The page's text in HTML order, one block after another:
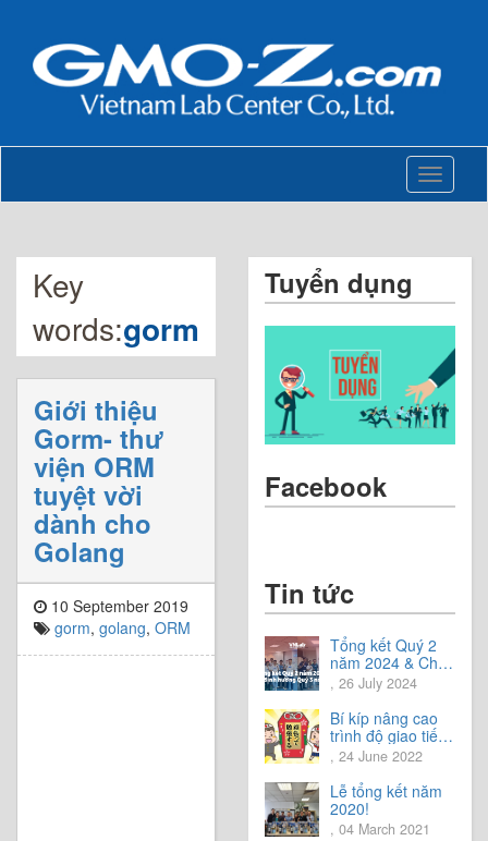
Toggle
Key
words:gorm
Giới thiệu
Gorm- thư
viện ORM
tuyệt vời
dành cho
Golang
10 September 2019
gorm, golang, ORM
Tuyển dụng
Facebook
Tin tức
Tổng kết Quý 2
năm 2024 & Chia
sẻ định hướng
Quý 3 năm 2024
, 26 July 2024
Bí kíp nâng cao
trình độ giao tiếp
tiếng Nhật.
, 24 June 2022
Lễ tổng kết năm
2020!
, 04 March 2021